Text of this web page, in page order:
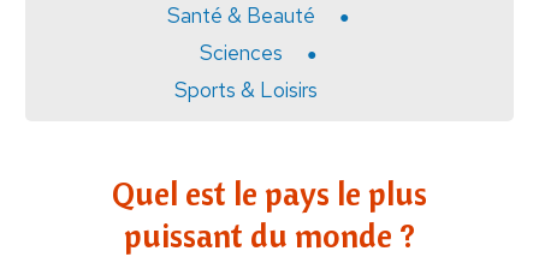
Santé & Beauté
Sciences
Sports & Loisirs
Quel est le pays le plus
puissant du monde ?